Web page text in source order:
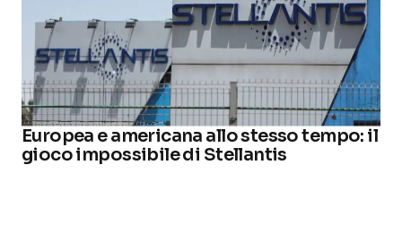
Europea e americana allo stesso tempo: il
gioco impossibile di Stellantis